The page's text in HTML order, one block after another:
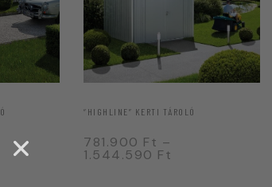
“HIGHLINE” KERTI TÁROLÓ
781.900 Ft –
1.544.590 Ft